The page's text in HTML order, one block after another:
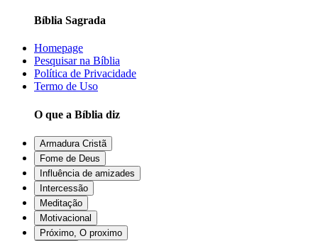
Bíblia Sagrada
Homepage
Pesquisar na Bíblia
Política de Privacidade
Termo de Uso
O que a Bíblia diz
Armadura Cristã
Fome de Deus
Influência de amizades
Intercessão
Meditação
Motivacional
Próximo, O proximo